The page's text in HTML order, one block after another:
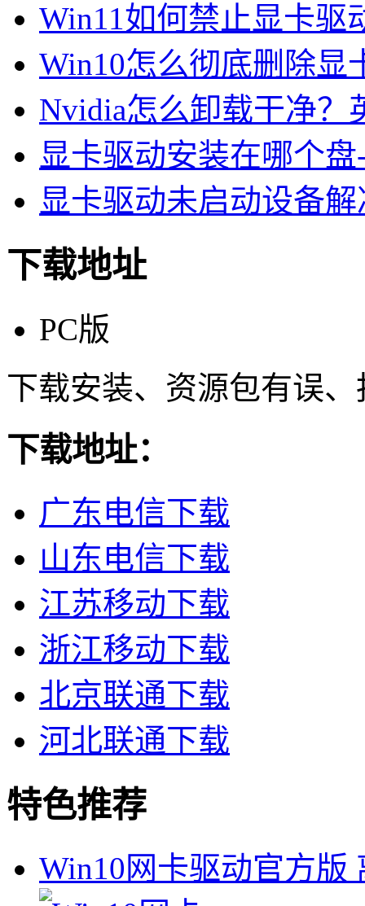
Win11如何禁止显卡驱
Win10怎么彻底删除显
Nvidia怎么卸载干净？
显卡驱动安装在哪个
显卡驱动未启动设备
下载地址
PC版
下载安装、资源包有误
下载地址：
广东电信下载
山东电信下载
江苏移动下载
浙江移动下载
北京联通下载
河北联通下载
特色推荐
Win10网卡驱动官方版